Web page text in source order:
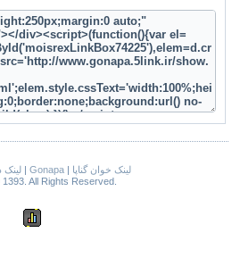
لینک| Gonapa|
لینک خوان گناپا
All Rights Reserved.